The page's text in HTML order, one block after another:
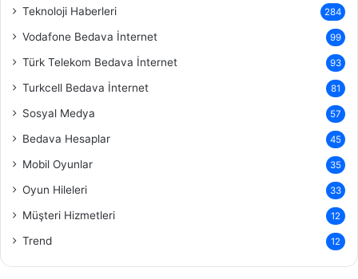
Teknoloji Haberleri 284
Vodafone Bedava İnternet 99
Türk Telekom Bedava İnternet 93
Turkcell Bedava İnternet 81
Sosyal Medya 57
Bedava Hesaplar 45
Mobil Oyunlar 35
Oyun Hileleri 33
Müşteri Hizmetleri 12
Trend 12